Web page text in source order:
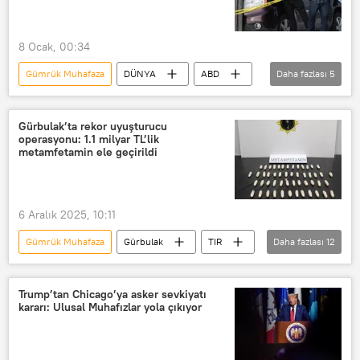
8 Ocak, 00:34
Gümrük Muhafaza DÜNYA
ABD
Jacob Frey
Donald Trump
Minneapolis
ABD
Daha fazlası 5
Gürbulak’ta rekor uyuşturucu
operasyonu: 1.1 milyar TL’lik
metamfetamin ele geçirildi
6 Aralık 2025, 10:11
Gümrük Muhafaza Gürbulak
TIR
Türkiye
Haberler
TÜRKİYE
Doğubayazıt
Cumhuriyet Başsavcılığı
Uyuşturucu
Uyuşturucuyla mücadele
Daha fazlası 12
Trump’tan Chicago’ya asker sevkiyatı
kararı: Ulusal Muhafızlar yola çıkıyor